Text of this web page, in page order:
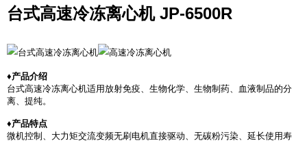
台式高速冷冻离心机 JP-6500R
♦产品介绍
台式高速冷冻离心机适用放射免疫、生物化学、生物制药、血液制品的分
离、提纯。
♦产品特点
微机控制、大力矩交流变频无刷电机直接驱动、无碳粉污染、延长使用寿